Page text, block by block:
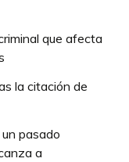
que afecta
la citación de
pasado
a